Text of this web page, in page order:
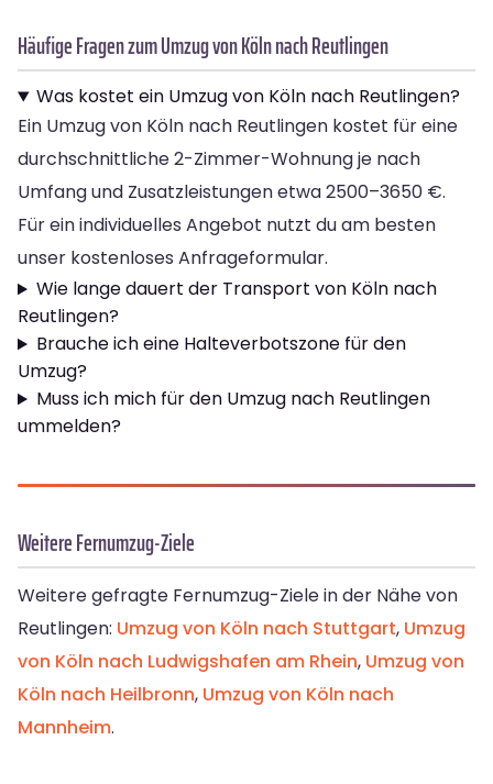
Häufige Fragen zum Umzug von Köln nach Reutlingen
Was kostet ein Umzug von Köln nach Reutlingen?
Ein Umzug von Köln nach Reutlingen kostet für eine
durchschnittliche 2-Zimmer-Wohnung je nach
Umfang und Zusatzleistungen etwa 2500–3650 €.
Für ein individuelles Angebot nutzt du am besten
unser kostenloses Anfrageformular.
Wie lange dauert der Transport von Köln nach
Reutlingen?
Brauche ich eine Halteverbotszone für den
Umzug?
Muss ich mich für den Umzug nach Reutlingen
ummelden?
Weitere Fernumzug-Ziele
Weitere gefragte Fernumzug-Ziele in der Nähe von
Reutlingen: Umzug von Köln nach Stuttgart, Umzug
von Köln nach Ludwigshafen am Rhein, Umzug von
Köln nach Heilbronn, Umzug von Köln nach
Mannheim.